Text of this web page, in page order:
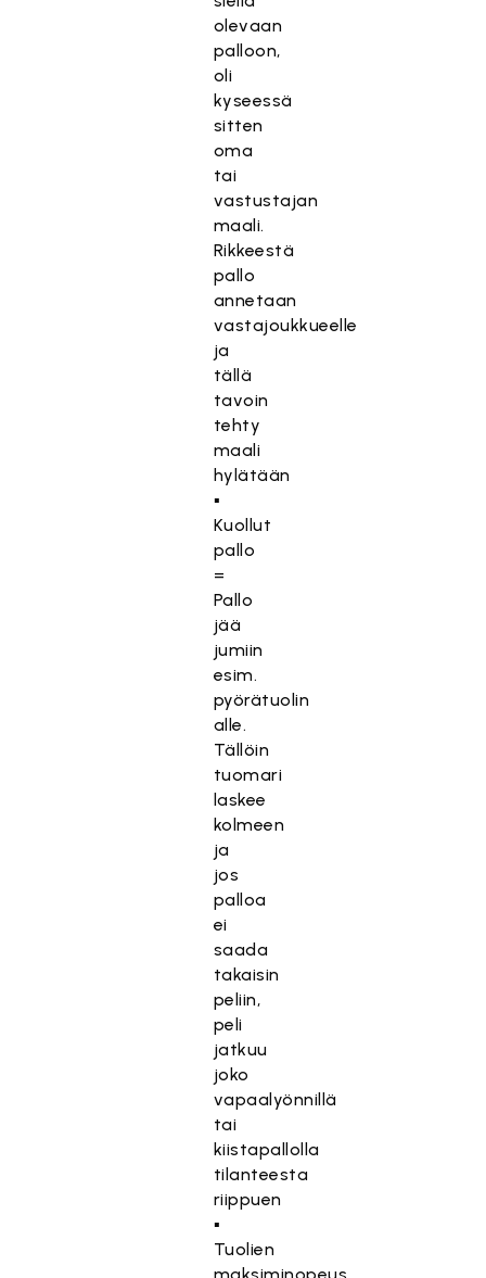
olevaan
palloon,
oli
kyseessä
sitten
oma
tai
vastustajan
maali.
Rikkeestä
pallo
annetaan
vastajoukkueelle
ja
tällä
tavoin
tehty
maali
hylätään
▪
Kuollut
pallo
=
Pallo
jää
jumiin
esim.
pyörätuolin
alle.
Tällöin
tuomari
laskee
kolmeen
ja
jos
palloa
ei
saada
takaisin
peliin,
peli
jatkuu
joko
vapaalyönnillä
tai
kiistapallolla
tilanteesta
riippuen
▪
Tuolien